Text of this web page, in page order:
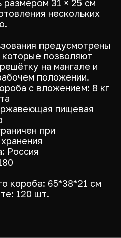
размером 31 × 25 см
нескольких
предусмотрены
позволяют
на мангале и
положении.
с вложением: 8 кг
пищевая
при
Россия
короба: 65*38*21 см
120 шт.